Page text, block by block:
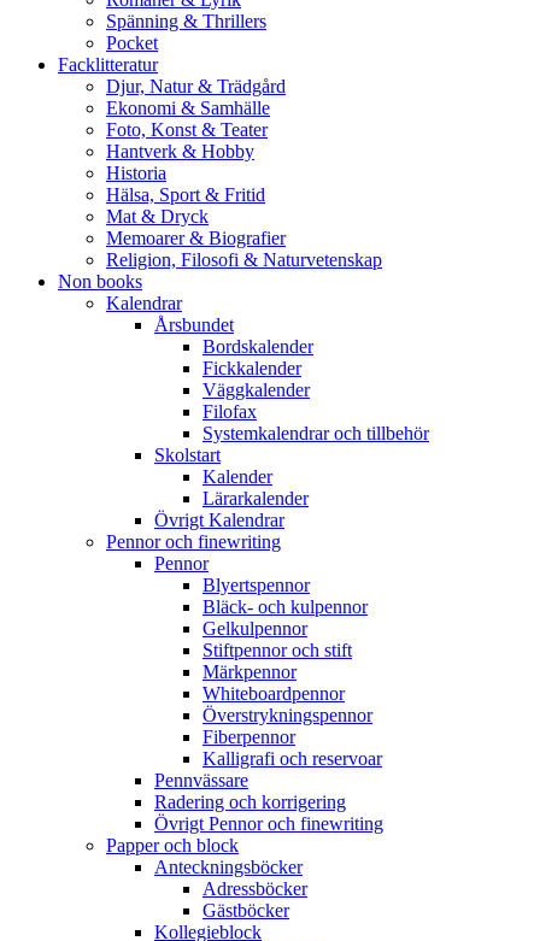
Spänning & Thrillers
Pocket
Facklitteratur
Djur, Natur & Trädgård
Ekonomi & Samhälle
Foto, Konst & Teater
Hantverk & Hobby
Historia
Hälsa, Sport & Fritid
Mat & Dryck
Memoarer & Biografier
Religion, Filosofi & Naturvetenskap
Non books
Kalendrar
Årsbundet
Bordskalender
Fickkalender
Väggkalender
Filofax
Systemkalendrar och tillbehör
Skolstart
Kalender
Lärarkalender
Övrigt Kalendrar
Pennor och finewriting
Pennor
Blyertspennor
Bläck- och kulpennor
Gelkulpennor
Stiftpennor och stift
Märkpennor
Whiteboardpennor
Överstrykningspennor
Fiberpennor
Kalligrafi och reservoar
Pennvässare
Radering och korrigering
Övrigt Pennor och finewriting
Papper och block
Anteckningsböcker
Adressböcker
Gästböcker
Kollegieblock